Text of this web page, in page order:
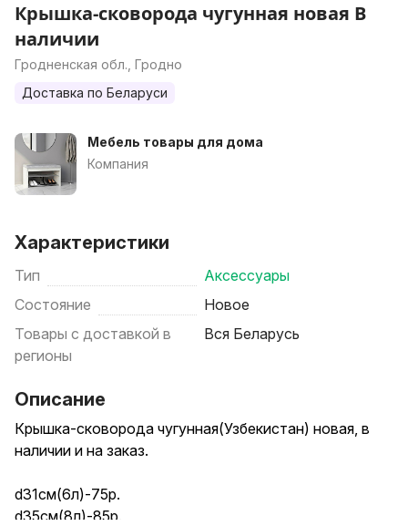
Крышка-сковорода чугунная новая В
наличии
Гродненская обл., Гродно
Доставка по Беларуси
Мебель товары для дома
Компания
Характеристики
Тип
Аксессуары
Состояние
Новое
Товары с доставкой в
регионы
Вся Беларусь
Описание
Крышка-сковорода чугунная(Узбекистан) новая, в
наличии и на заказ.
d31см(6л)-75р.
d35см(8л)-85р.